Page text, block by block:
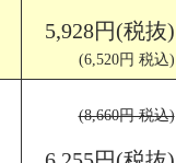
5,928円(税抜)
(6,520円 税込)
(8,660円 税込)